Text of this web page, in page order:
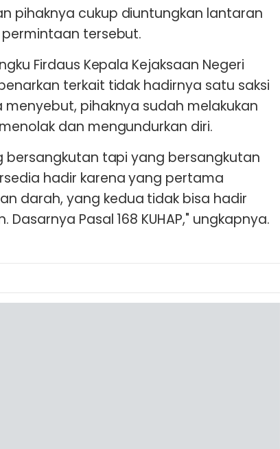
pihaknya cukup diuntungkan lantaran
tersebut.
Firdaus Kepala Kejaksaan Negeri
terkait tidak hadirnya satu saksi
pihaknya sudah melakukan
dan mengundurkan diri.
bersangkutan tapi yang bersangkutan
hadir karena yang pertama
darah, yang kedua tidak bisa hadir
Pasal 168 KUHAP," ungkapnya.